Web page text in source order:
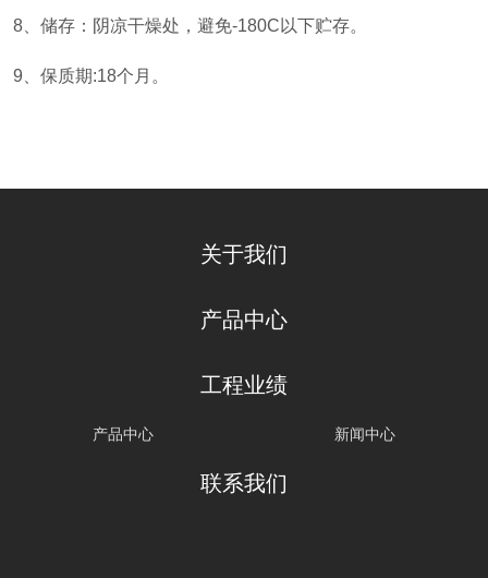
8、储存：阴凉干燥处，避免-180C以下贮存。
9、保质期:18个月。
关于我们
产品中心
工程业绩
产品中心 新闻中心
联系我们